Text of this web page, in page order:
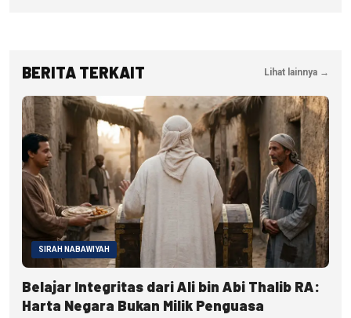
BERITA TERKAIT Lihat lainnya →
SIRAH NABAWIYAH
Belajar Integritas dari Ali bin Abi Thalib RA:
Harta Negara Bukan Milik Penguasa